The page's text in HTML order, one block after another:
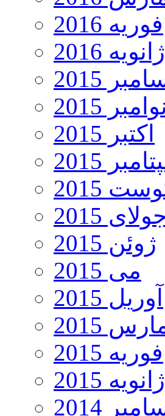
فوریه 2016
ژانویه 2016
2015
نوامبر 2015
اکتبر 2015
2015
2015
2015
ژوئن 2015
می 2015
آوریل 2015
2015
فوریه 2015
ژانویه 2015
2014